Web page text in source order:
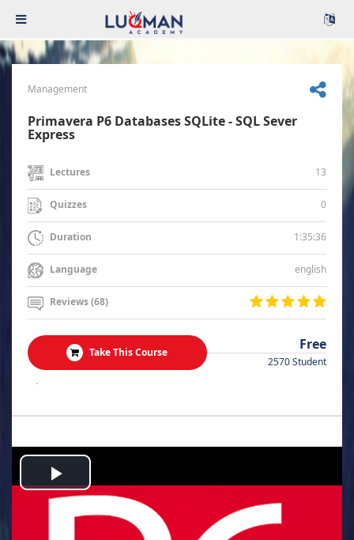
Management
Primavera P6 Databases SQLite - SQL Sever
Express
Lectures 13
Quizzes 0
Duration 1:35:36
Language english
Reviews (68)
Take This Course Free
2570 Student
.
Play
Video